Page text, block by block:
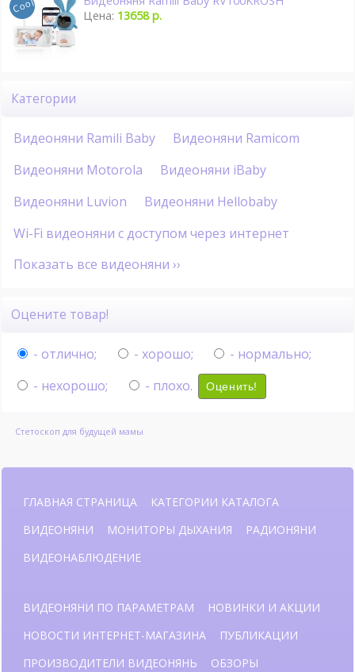
Цена: 13658 р.
Категории
Видеоняни Ramili Baby
Видеоняни Ramicom
Видеоняни Motorola
Видеоняни iBaby
Видеоняни Luvion
Видеоняни Hellobaby
Wi-Fi видеоняни с доступом через интернет
Показать все видеоняни ››
Оцените товар!
- отлично; - хорошо;
- нормально;
- нехорошо;
- плохо. Оценить!
Стетоскоп для будущей мамы
ГЛАВНАЯ СТРАНИЦА
КАТЕГОРИИ КАТАЛОГА
ВИДЕОНЯНИ
МОНИТОРЫ ДЫХАНИЯ
РАДИОНЯНИ
ВИДЕОНАБЛЮДЕНИЕ
ВИДЕОНЯНИ ПО ПАРАМЕТРАМ
НОВИНКИ И АКЦИИ
НОВОСТИ ИНТЕРНЕТ-МАГАЗИНА
ПУБЛИКАЦИИ
ПРОИЗВОДИТЕЛИ ВИДЕОНЯНЬ
ОБЗОРЫ